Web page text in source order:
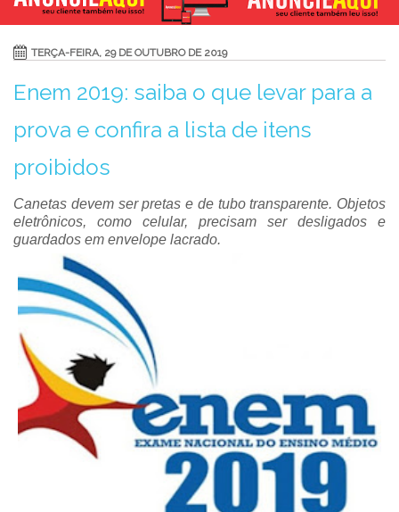
TERÇA-FEIRA, 29 DE OUTUBRO DE 2019
Enem 2019: saiba o que levar para a
prova e confira a lista de itens
proibidos
Canetas devem ser pretas e de tubo transparente. Objetos
eletrônicos, como celular, precisam ser desligados e
guardados em envelope lacrado.